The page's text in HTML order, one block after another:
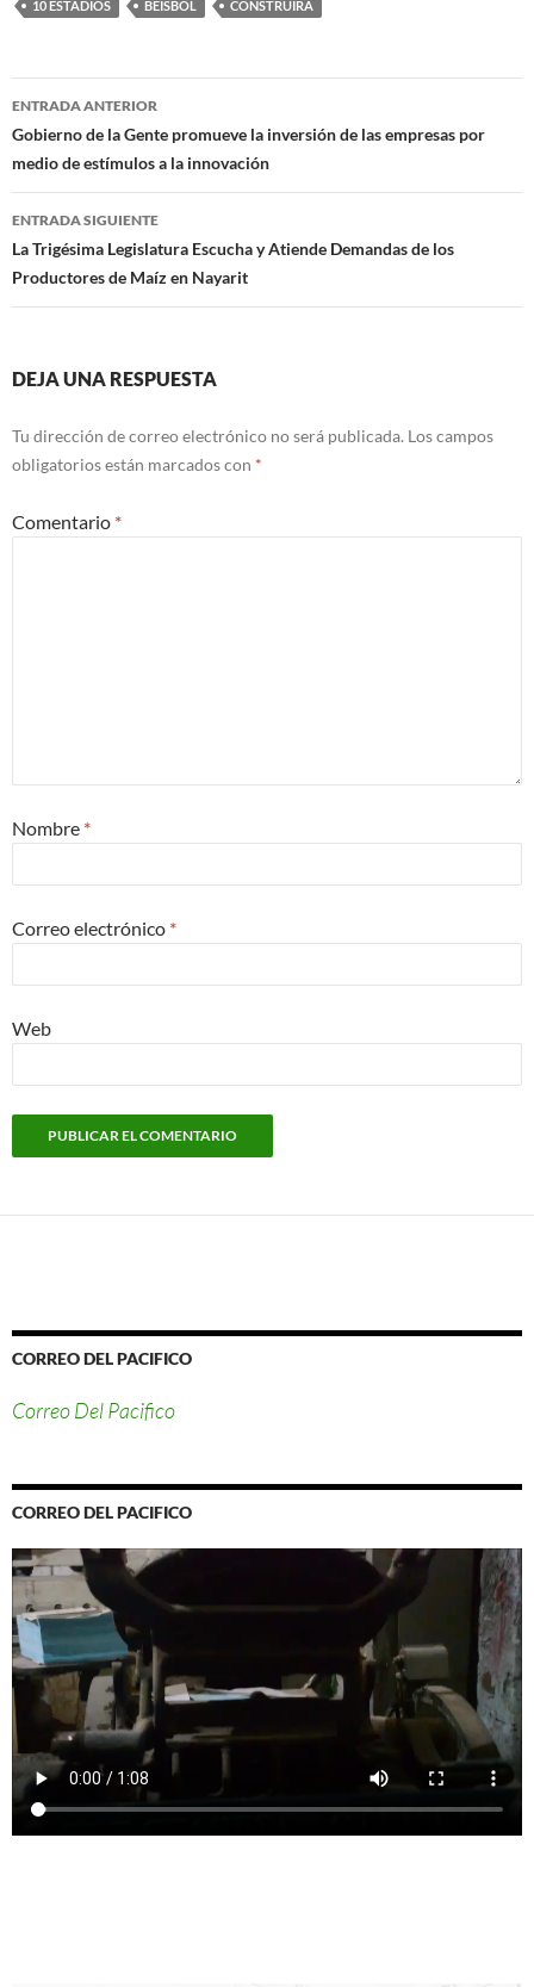
10 ESTADIOS BEISBOL CONSTRUIRA
Navegación
de
entradas
ENTRADA ANTERIOR
Gobierno de la Gente promueve la inversión de las empresas por
medio de estímulos a la innovación
ENTRADA SIGUIENTE
La Trigésima Legislatura Escucha y Atiende Demandas de los
Productores de Maíz en Nayarit
DEJA UNA RESPUESTA
Tu dirección de correo electrónico no será publicada. Los campos
obligatorios están marcados con *
Comentario *
Nombre *
Correo electrónico *
Web
CORREO DEL PACIFICO
Correo Del Pacifico
CORREO DEL PACIFICO